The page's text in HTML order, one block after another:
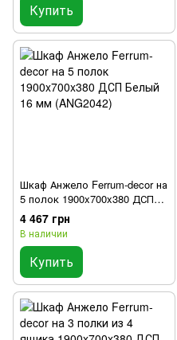
Купить
Шкаф Анжело Ferrum-decor на
5 полок 1900x700x380 ДСП
Белый 16 мм (ANG2042)
4 467 грн
В наличии
Купить